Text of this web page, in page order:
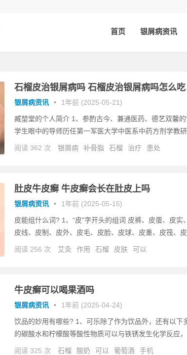
首页 银屑病资讯
石榴皮治银屑病吗 石榴皮治银屑病吗怎么吃
银屑病资讯 • 1年前 (2025-05-21)
臧堃堂的个人简介 1、参酌古今、兼通医药、德艺双馨
学生眼中的导师历任第一军医大学中医系中药方剂学教研
阅读 362 次 银屑病 补骨脂 石榴 治疗 患处
肚皮牛皮癣 牛皮癣会长在肚皮上吗
银屑病资讯 • 1年前 (2025-05-15)
皮能组什么词? 1、“皮”字开头的组词 皮裤、皮蛋、皮实
皮线、皮制、皮外、皮毛、皮脸、皮球、皮重、皮筏、皮
阅读 256 次 艾灸 作用 石榴 皮肤 可以
牛皮癣可以喝果酒吗
银屑病资讯 • 1年前 (2025-04-24)
饮品的妙用有哪些? 1、可乐除了作为饮品外，还有以下
的碳酸水和柠檬酸等酸性物质可以与铁锈发生化学反应，
阅读 325 次 石榴 酸奶 可以 葡萄酒 手机